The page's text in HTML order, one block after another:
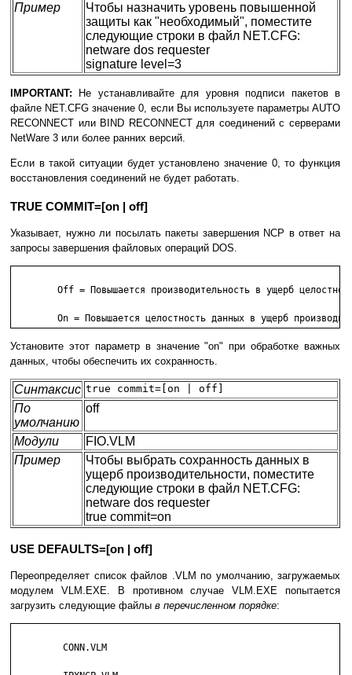
Пример
Чтобы назначить уровень повышенной
защиты как "необходимый", поместите
следующие строки в файл NET.CFG:
netware dos requester
signature level=3
IMPORTANT:
Не устанавливайте для уровня подписи пакетов в
файле NET.CFG значение 0, если Вы используете параметры AUTO
RECONNECT или BIND RECONNECT для соединений с серверами
NetWare 3 или более ранних версий.
Если в такой ситуации будет установлено значение 0, то функция
восстановления соединений не будет работать.
TRUE COMMIT=[on | off]
Указывает, нужно ли посылать пакеты завершения NCP в ответ на
запросы завершения файловых операций DOS.
Off = Повышается производительность в ущерб
On = Повышается целостность данных в ущерб
Установите этот параметр в значение "on" при обработке важных
данных, чтобы обеспечить их сохранность.
Синтаксис true commit=[on | off]
По
умолчанию
off
Модули
FIO.VLM
Пример
Чтобы выбрать сохранность данных в
ущерб производительности, поместите
следующие строки в файл NET.CFG:
netware dos requester
true commit=on
USE DEFAULTS=[on | off]
Переопределяет список файлов .VLM по умолчанию, загружаемых
модулем VLM.EXE. В противном случае VLM.EXE попытается
загрузить следующие файлы в перечисленном порядке:
         CONN.VLM